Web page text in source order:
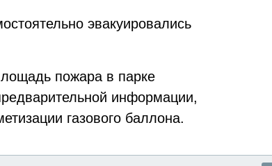
эвакуировались
пожара в парке
информации,
газового баллона.